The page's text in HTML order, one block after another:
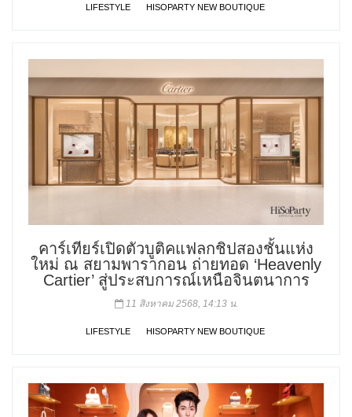
LIFESTYLE HISOPARTY NEW BOUTIQUE
คาร์เทียร์เปิดตัวบูติคแฟลกชิปสองชั้นแห่ง
ใหม่ ณ สยามพารากอน ถ่ายทอด ‘Heavenly
Cartier’ สู่ประสบการณ์เหนือจินตนาการ
11 สิงหาคม 2568, 14:13 น.
LIFESTYLE HISOPARTY NEW BOUTIQUE